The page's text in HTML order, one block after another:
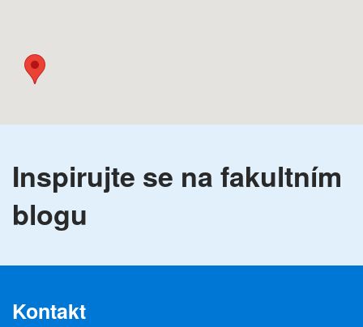
Inspirujte se na fakultním
blogu
Kontakt